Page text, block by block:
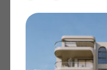
Solar Water Heater
Une résidence de deux